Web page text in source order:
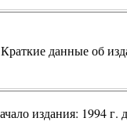
Краткие данные об
издания: 1994 г.